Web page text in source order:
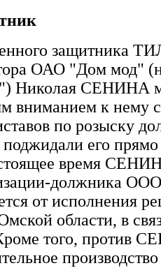
защитника
ОАО "Дом мод"
Николая СЕНИНА
вниманием к нему
по розыску
его прямо
время
должника ООО
от исполнения
области, в
того, против